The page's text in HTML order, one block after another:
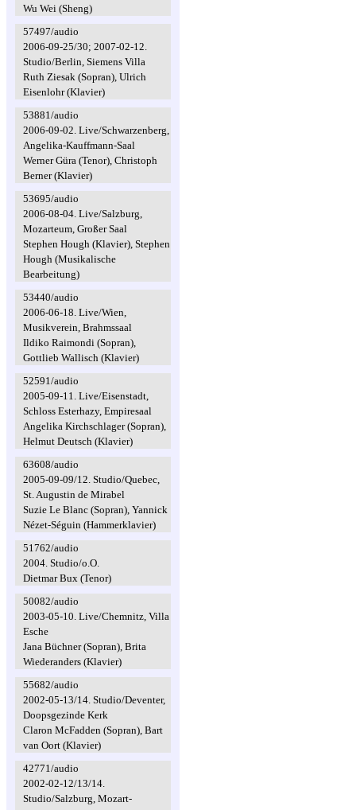
Wu Wei (Sheng)
57497/audio
2006-09-25/30; 2007-02-12.
Studio/Berlin, Siemens Villa
Ruth Ziesak (Sopran), Ulrich
Eisenlohr (Klavier)
53881/audio
2006-09-02. Live/Schwarzenberg,
Angelika-Kauffmann-Saal
Werner Güra (Tenor), Christoph
Berner (Klavier)
53695/audio
2006-08-04. Live/Salzburg,
Mozarteum, Großer Saal
Stephen Hough (Klavier), Stephen
Hough (Musikalische
Bearbeitung)
53440/audio
2006-06-18. Live/Wien,
Musikverein, Brahmssaal
Ildiko Raimondi (Sopran),
Gottlieb Wallisch (Klavier)
52591/audio
2005-09-11. Live/Eisenstadt,
Schloss Esterhazy, Empiresaal
Angelika Kirchschlager (Sopran),
Helmut Deutsch (Klavier)
63608/audio
2005-09-09/12. Studio/Quebec,
St. Augustin de Mirabel
Suzie Le Blanc (Sopran), Yannick
Nézet-Séguin (Hammerklavier)
51762/audio
2004. Studio/o.O.
Dietmar Bux (Tenor)
50082/audio
2003-05-10. Live/Chemnitz, Villa
Esche
Jana Büchner (Sopran), Brita
Wiederanders (Klavier)
55682/audio
2002-05-13/14. Studio/Deventer,
Doopsgezinde Kerk
Claron McFadden (Sopran), Bart
van Oort (Klavier)
42771/audio
2002-02-12/13/14.
Studio/Salzburg, Mozart-